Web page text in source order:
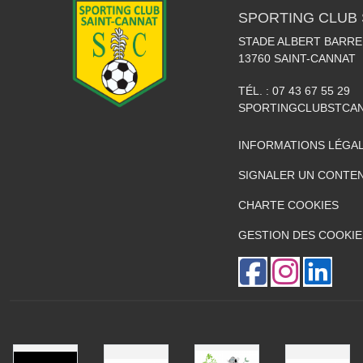
SPORTING CLUB
STADE ALBERT BARRE
13760 SAINT-CANNAT
TÉL. : 07 43 67 55 29
INFORMATIONS
SIGNALER UN
CHARTE COOKIES
GESTION DES